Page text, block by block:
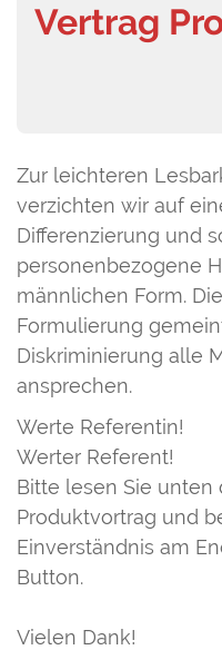
Vertrag
Zur leichteren
verzichten wir auf
Differenzierung und
personenbezogene
männlichen Form.
Formulierung
Diskriminierung alle
ansprechen.
Werte Referentin!
Werter Referent!
Bitte lesen Sie unten
Produktvortrag und
Einverständnis am
Button.
Vielen Dank!